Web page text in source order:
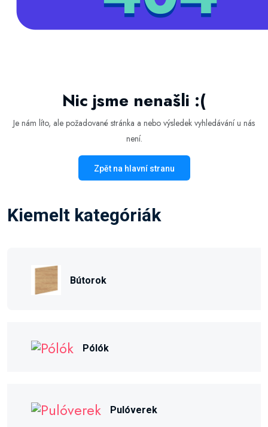
Nic jsme nenašli :(
Je nám líto, ale požadované stránka a nebo výsledek vyhledávání u nás
není.
Zpět na hlavní stranu
Kiemelt kategóriák
Bútorok
Pólók
Pulóverek